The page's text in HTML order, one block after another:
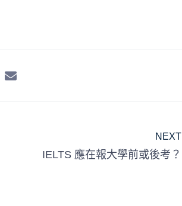
NEXT
IELTS 應在報大學前或後考？